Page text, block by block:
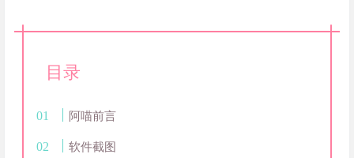
目录
阿喵前言
软件截图